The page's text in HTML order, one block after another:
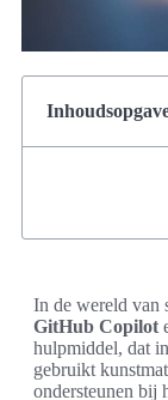
In de wereld van
GitHub Copilot
hulpmiddel, dat
gebruikt
ondersteunen bij